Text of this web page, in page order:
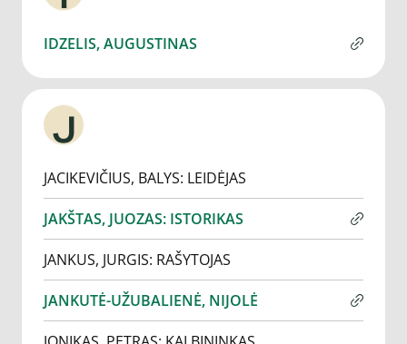
IDZELIS, AUGUSTINAS
J
JACIKEVIČIUS, BALYS: LEIDĖJAS
JAKŠTAS, JUOZAS: ISTORIKAS
JANKUS, JURGIS: RAŠYTOJAS
JANKUTĖ-UŽUBALIENĖ, NIJOLĖ